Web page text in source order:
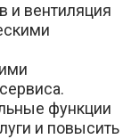
и вентиляция
функции
и повысить